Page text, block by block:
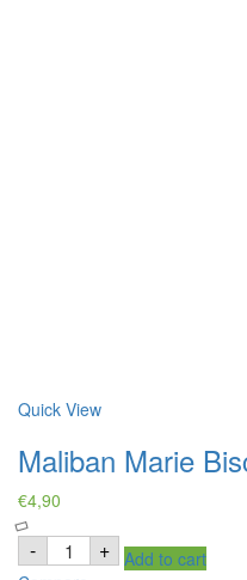
Quick View
Maliban Marie
€4,90
- Maliban
Marie + Add to cart